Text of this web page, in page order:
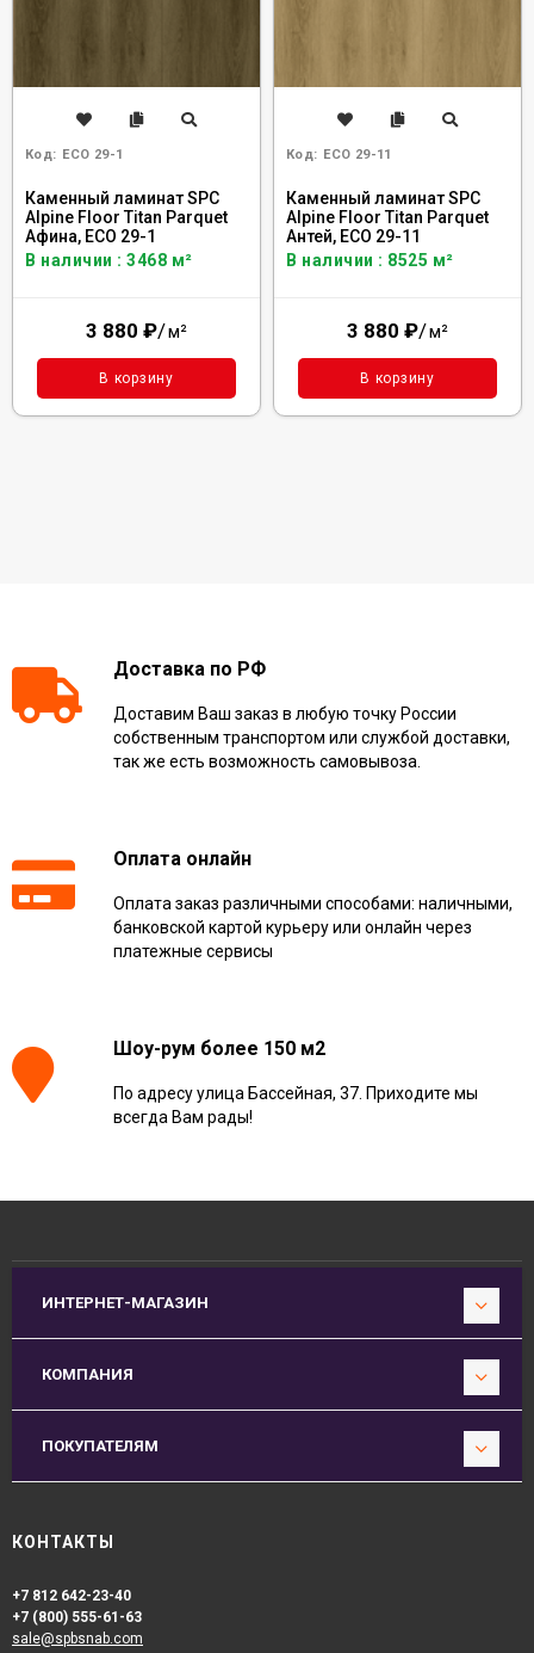
Код: ECO 29-1
Каменный ламинат SPC
Alpine Floor Titan Parquet
Афина, ЕСО 29-1
В наличии : 3468 м²
3 880 ₽/м²
В корзину
Код: ECO 29-11
Каменный ламинат SPC
Alpine Floor Titan Parquet
Антей, ЕСО 29-11
В наличии : 8525 м²
3 880 ₽/м²
В корзину
Доставка по РФ
Доставим Ваш заказ в любую точку России
собственным транспортом или службой доставки,
так же есть возможность самовывоза.
Оплата онлайн
Оплата заказ различными способами: наличными,
банковской картой курьеру или онлайн через
платежные сервисы
Шоу-рум более 150 м2
По адресу улица Бассейная, 37. Приходите мы
всегда Вам рады!
ИНТЕРНЕТ-МАГАЗИН
КОМПАНИЯ
ПОКУПАТЕЛЯМ
КОНТАКТЫ
+7 812 642-23-40
+7 (800) 555-61-63
sale@spbsnab.com